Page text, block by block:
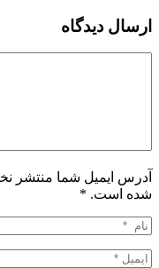
ارسال دیدگاه
آدرس ایمیل شما منتشر
شده است. *